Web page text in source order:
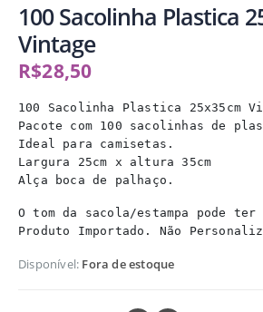
100 Sacolinha Plastica
Vintage
R$28,50
100 Sacolinha Plastica 25x35cm
Pacote com 100 sacolinhas de
Ideal para camisetas.
Largura 25cm x altura 35cm
Alça boca de palhaço.
O tom da sacola/estampa pode ter
Disponível: Fora de estoque